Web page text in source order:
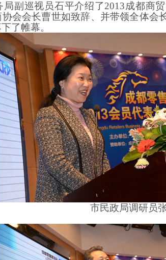
局副巡视员石平介绍了2013成都商
会会长曹世如致辞、并带领全体会
了帷幕。
市民政局调研员张